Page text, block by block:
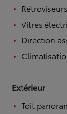
Vitres
Direction
Extérieur
Toit